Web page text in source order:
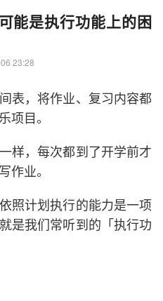
能是执行功能上的困
23:28
表，将作业、复习内容都
项目。
样，每次都到了开学前才
作业。
照计划执行的能力是一项
是我们常听到的「执行功